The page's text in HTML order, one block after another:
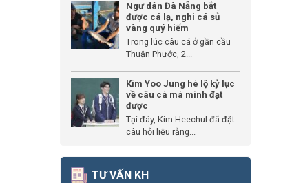
Ngư dân Đà Nẵng bắt
được cá lạ, nghi cá sủ
vàng quý hiếm
Trong lúc câu cá ở gần cầu
Thuận Phước, 2...
Kim Yoo Jung hé lộ kỷ lục
về câu cá mà mình đạt
được
Tại đây, Kim Heechul đã đặt
câu hỏi liệu rằng...
TƯ VẤN KH